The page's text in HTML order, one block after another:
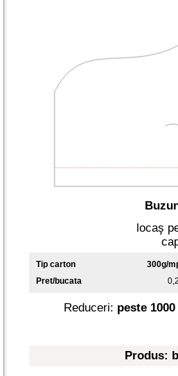
locaş
Tip carton
300g/
Pret/bucata
Reduceri: peste
Produs: